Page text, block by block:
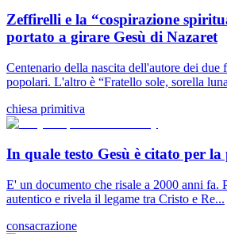
Zeffirelli e la “cospirazione
portato a girare Gesù di Nazaret
Centenario della nascita dell'autore dei
popolari. L'altro è “Fratello sole, sorella
chiesa primitiva
In quale testo Gesù è citato per
E' un documento che risale a 2000 anni fa.
autentico e rivela il legame tra Cristo e Re...
consacrazione